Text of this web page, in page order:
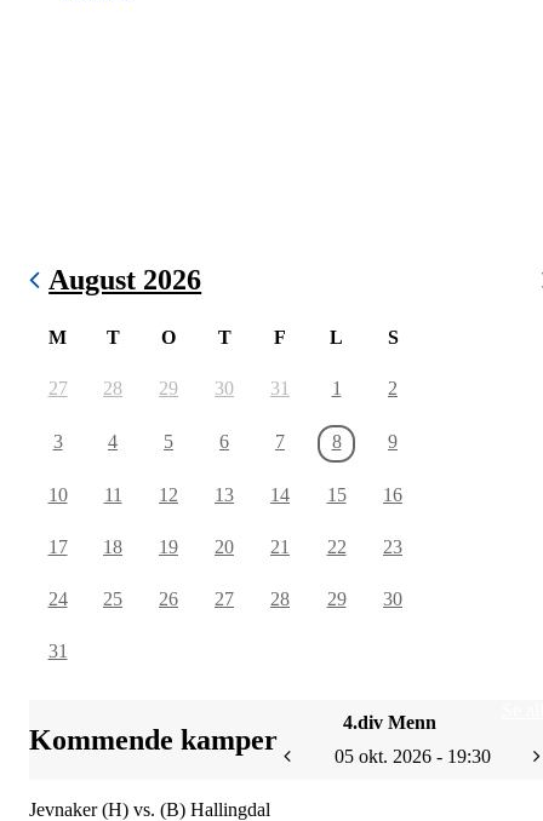
August 2026
M T O T F L S
27 28 29 30 31 1 2
3 4 5 6 7 8 9
10 11 12 13 14 15 16
17 18 19 20 21 22 23
24 25 26 27 28 29 30
31
Kommende kamper
4.div Menn
05 okt. 2026 - 19:30
Jevnaker (H) vs. (B) Hallingdal